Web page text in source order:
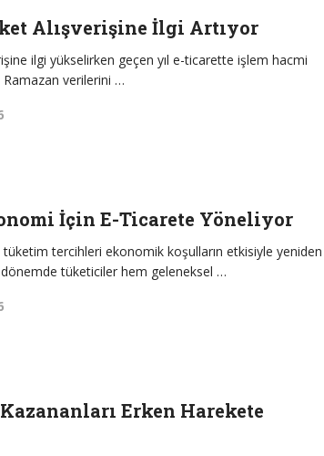
Alışverişine İlgi Artıyor
ilgi yükselirken geçen yıl e-ticarette işlem hacmi
Ramazan verilerini …
İçin E-Ticarete Yöneliyor
tüketim tercihleri ekonomik koşulların etkisiyle yeniden
tüketiciler hem geleneksel …
Erken Harekete